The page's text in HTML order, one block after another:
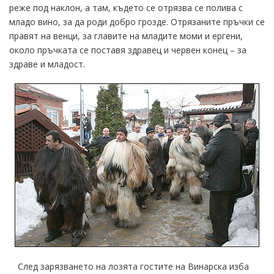
реже под наклон, а там, където се отрязва се полива с
младо вино, за да роди добро грозде. Отрязаните пръчки се
правят на венци, за главите на младите моми и ергени,
около пръчката се поставя здравец и червен конец – за
здраве и младост.
След зарязването на лозята гостите на Винарска изба